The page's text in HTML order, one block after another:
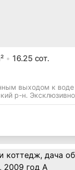
16.25 сот.
выходом к
р-н.